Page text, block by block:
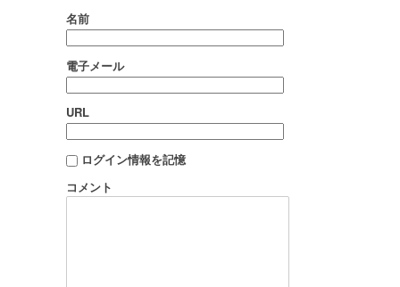
名前
電子メール
URL
ログイン情報を記憶
コメント